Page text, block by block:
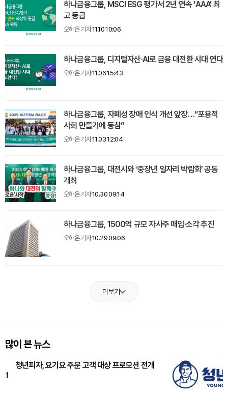
하나금융그룹, MSCI ESG 평가서 2년 연속 ‘AAA’ 최
고 등급
오하은 기자11.10 10:06
하나금융그룹, 디지털자산·AI로 금융 대전환 시대 연다
오하은 기자11.06 15:43
하나금융그룹, 자폐성 장애 인식 개선 앞장…“포용적
사회 만들기에 동참”
오하은 기자11.03 12:04
하나금융그룹, 대전시와 ‘중장년 일자리 박람회’ 공동
개최
오하은 기자10.30 09:14
하나금융그룹, 1500억 규모 자사주 매입·소각 추진
오하은 기자10.29 09:06
더보기
많이 본 뉴스
1
청년피자, 요기요 주문 고객 대상 프로모션 전개